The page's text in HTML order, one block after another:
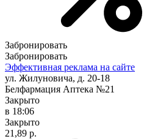
Забронировать
Забронировать
Эффективная реклама на сайте
ул. Жилуновича, д. 20-18
Белфармация Аптека №21
Закрыто
в 18:06
Закрыто
21,89 р.